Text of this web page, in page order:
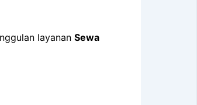
layanan Sewa